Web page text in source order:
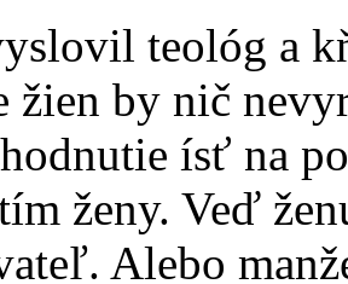
teológ a
žien by nič
ísť na
ženy. Veď
Alebo